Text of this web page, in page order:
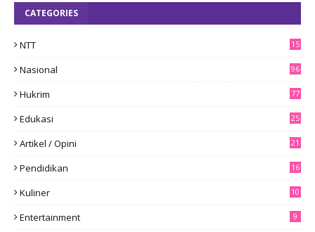
CATEGORIES
NTT
15
Nasional 96
Hukrim 77
Edukasi 25
Artikel / Opini 21
Pendidikan 16
Kuliner 10
Entertainment 9